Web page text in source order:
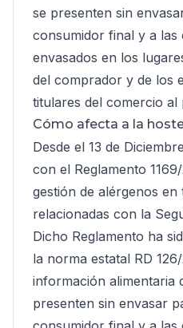
se presenten sin
consumidor final y a las
envasados en los
del comprador y de los
titulares del comercio al
Cómo afecta a la
Desde el 13 de
con el Reglamento
gestión de alérgenos en
relacionadas con la
Dicho Reglamento ha
la norma estatal RD
información alimentaria
presenten sin envasar